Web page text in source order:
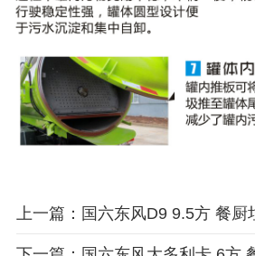
上一篇：国六东风D9 9.5方 餐厨